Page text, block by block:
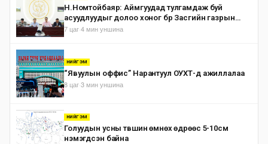
Н.Номтойбаяр: Аймгуудад тулгамдаж буй
асуудлуудыг долоо хоног бүр Засгийн газрын
хуралдаанд танилцуулж, шийдвэрлүүлнэ
7 цаг·4 мин уншина
НИЙГЭМ
“Явуулын оффис” Нарантуул ОУХТ-д ажиллалаа
8 цаг·3 мин уншина
НИЙГЭМ
Голуудын усны түвшин өмнөх өдрөөс 5-10см
нэмэгдсэн байна